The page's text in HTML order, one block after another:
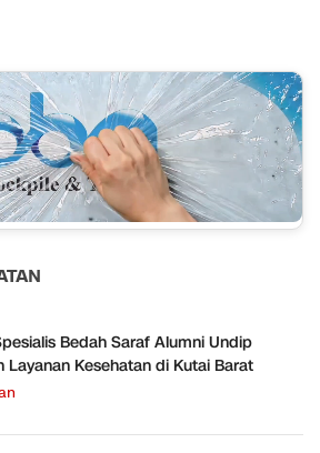
Bedah Saraf Alumni Undip
Layanan Kesehatan di Kutai Barat